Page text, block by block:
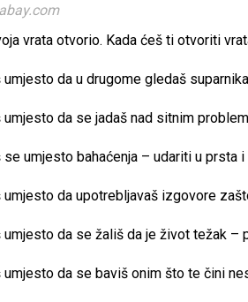
vrata otvorio. Kada ćeš ti otvoriti
umjesto da u drugome gledaš
umjesto da se jadaš nad sitnim
se umjesto bahaćenja – udariti u prsta
umjesto da upotrebljavaš izgovore
umjesto da se žališ da je život težak –
umjesto da se baviš onim što te čini